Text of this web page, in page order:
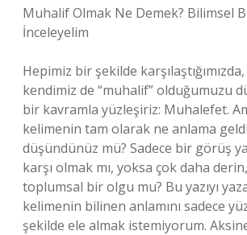
Muhalif Olmak Ne Demek? Bilimsel
İnceleyelim
Hepimiz bir şekilde
kendimiz de “muhalif” olduğumuzu
bir kavramla yüzleşiriz: Muhalefet.
kelimenin tam olarak ne anlama
düşündünüz mü? Sadece bir görüş
karşı olmak mı, yoksa çok daha
toplumsal bir olgu mu? Bu yazıyı
kelimenin bilinen anlamını sadece
şekilde ele almak istemiyorum.